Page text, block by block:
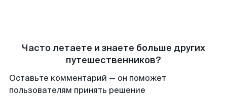
Часто летаете и знаете больше других
путешественников?
Оставьте комментарий — он поможет
пользователям принять решение